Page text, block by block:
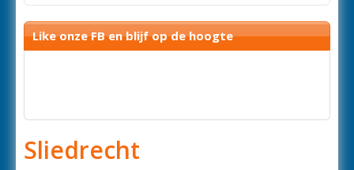
Like onze FB en blijf op de hoogte
Sliedrecht